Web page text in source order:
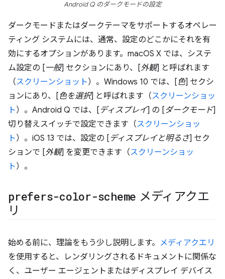
Android Q のダークモードの設定
ダークモードまたはダークテーマをサポートするオペレー
ティング システムには、通常、設定のどこかにそれを有
効にするオプションがあります。macOS X では、システ
ム設定の [一般] セクションにあり、[外観] と呼ばれます
（スクリーンショット）。Windows 10 では、[色] セクシ
ョンにあり、[色を選択] と呼ばれます（スクリーンショッ
ト）。Android Q では、[ ディスプレイ] の [ダークモード]
切り替えスイッチで設定できます（スクリーンショッ
ト）。iOS 13 では、設定の [ ディスプレイと明るさ] セク
ションで [外観] を変更できます（スクリーンショッ
ト）。
prefers-color-scheme メディアクエ
リ
始める前に、理論をもう少し説明します。 メディアクエリ
を使用すると、レンダリングされるドキュメントに関係な
く、ユーザー エージェントまたはディスプレイ デバイス